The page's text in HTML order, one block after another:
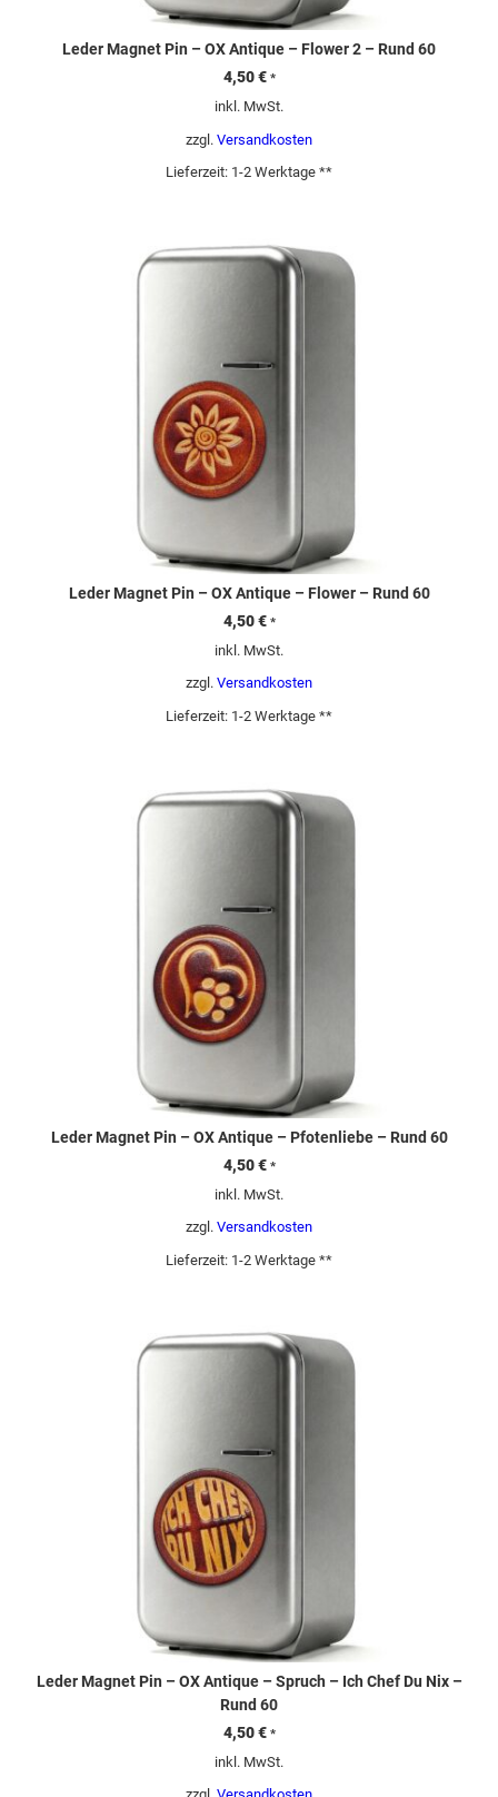
Leder Magnet Pin – OX Antique – Flower 2 – Rund 60
4,50€ *
inkl. MwSt.
zzgl. Versandkosten
Lieferzeit: 1-2 Werktage **
Leder Magnet Pin – OX Antique – Flower – Rund 60
4,50€ *
inkl. MwSt.
zzgl. Versandkosten
Lieferzeit: 1-2 Werktage **
Leder Magnet Pin – OX Antique – Pfotenliebe – Rund 60
4,50€ *
inkl. MwSt.
zzgl. Versandkosten
Lieferzeit: 1-2 Werktage **
Leder Magnet Pin – OX Antique – Spruch – Ich Chef Du Nix –
Rund 60
4,50€ *
inkl. MwSt.